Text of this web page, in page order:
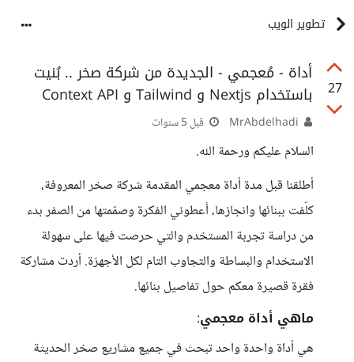
تطوير الويب
27
أداة - مُعجمي - الجديدة من شركة صخر .. بُنيت
باستخدام Nextjs و Tailwind و Context API
قبل 5 سنوات
السلام عليكم ورحمة الله.
أطلقنا قبل مدة أداة معجمي المقدمة شركة صخر المعروفة،
كلّفت ببنائها وانجازها، أعطوني الفكرة وصمّمتها من الصفر بدء
من دراسة تجربة المستخدم والتي حرصت فيها على سهولة
الاستخدام والبساطة والتجاوب التام لكل الأجهزة. أردت مشاركة
فقرة قصيرة معكم حول تفاصيل بنائها.
ماهي أداة معجمي:
هي أداة واحدة واحد تبحث في جميع مشاريع صخر الحديثة